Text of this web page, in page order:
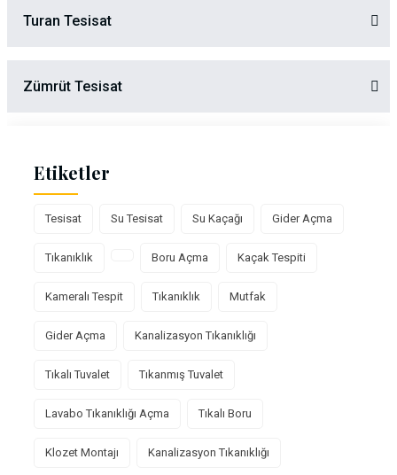
Turan Tesisat
Zümrüt Tesisat
Etiketler
Tesisat Su Tesisat Su Kaçağı Gider Açma
Tıkanıklık Boru Açma Kaçak Tespiti
Kameralı Tespit Tıkanıklık Mutfak
Gider Açma Kanalizasyon Tıkanıklığı
Tıkalı Tuvalet Tıkanmış Tuvalet
Lavabo Tıkanıklığı Açma Tıkalı Boru
Klozet Montajı Kanalizasyon Tıkanıklığı